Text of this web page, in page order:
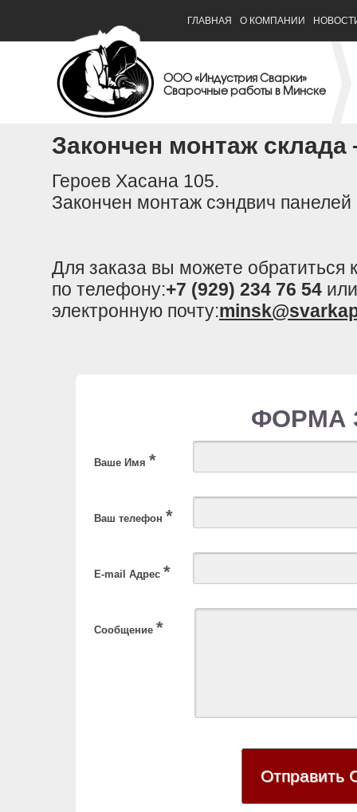
ГЛАВНАЯ О КОМПАНИИ
ООО «Индустрия Сварки»
Сварочные работы в Минске
Закончен монтаж склада
Героев Хасана 105.
Закончен монтаж сэндвич панелей
Для заказа вы можете
по телефону:+7 (929) 234 76 54
электронную почту:
ФОРМА
Ваше Имя *
Ваш телефон *
E-mail Адрес *
Сообщение *